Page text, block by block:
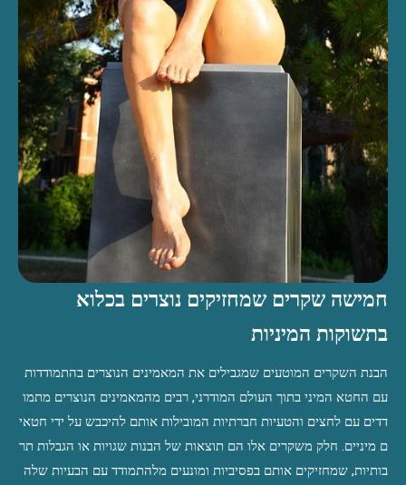
חמישה שקרים שמחזיקים נוצרים בכלוא
בתשוקות המיניות
הבנת השקרים המוטעים שמגבילים את המאמינים הנוצרים בהתמודדות
עם החטא המיני בתוך העולם המודרני, רבים מהמאמינים הנוצרים מתמו
דדים עם לחצים והטעיות חברתיות המובילות אותם להיכבש על ידי חטאי
ם מיניים. חלק משקרים אלו הם תוצאות של הבנות שגויות או הגבלות תר
בותיות, שמחזיקים אותם בפסיביות ומונעים מלהתמודד עם הבעיות שלה